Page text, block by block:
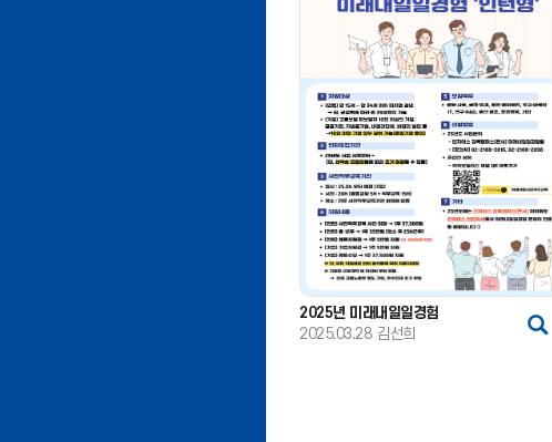
2025년 미래내일일경험
2025.03.28 김선희